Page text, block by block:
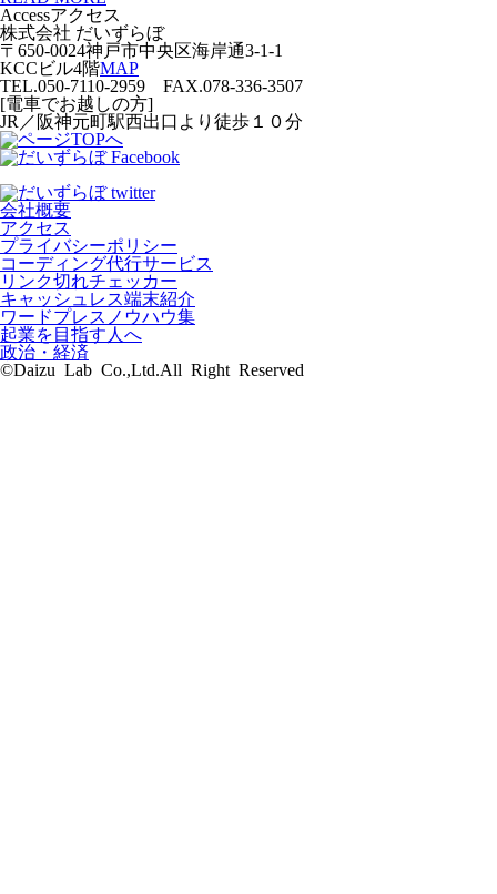
Accessアクセス
株式会社 だいずらぼ
〒650-0024神戸市中央区海岸通3-1-1
KCCビル4階MAP
TEL.050-7110-2959 FAX.078-336-3507
[電車でお越しの方]
JR／阪神元町駅西出口より徒歩１０分
会社概要
アクセス
プライバシーポリシー
コーディング代行サービス
リンク切れチェッカー
キャッシュレス端末紹介
ワードプレスノウハウ集
起業を目指す人へ
政治・経済
©Daizu Lab Co.,Ltd.All Right Reserved